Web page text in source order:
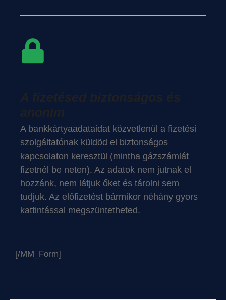
A bankkártyaadataidat közvetlenül a fizetési
szolgáltatónak küldöd el biztonságos
kapcsolaton keresztül (mintha gázszámlát
fizetnél be neten). Az adatok nem jutnak el
hozzánk, nem látjuk őket és tárolni sem
tudjuk. Az előfizetést bármikor néhány gyors
kattintással megszüntetheted.
[/MM_Form]